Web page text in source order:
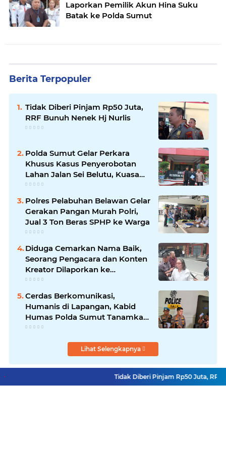
Laporkan Pemilik Akun Hina Suku
Batak ke Polda Sumut
Berita Terpopuler
Tidak Diberi Pinjam Rp50 Juta,
RRF Bunuh Nenek Hj Nurlis
Polda Sumut Gelar Perkara
Khusus Kasus Penyerobotan
Lahan Jalan Sei Belutu, Kuasa
Hukum Pelapor Minta Kasus
Dilanjutkan
Polres Pelabuhan Belawan Gelar
Gerakan Pangan Murah Polri,
Jual 3 Ton Beras SPHP ke Warga
Diduga Cemarkan Nama Baik,
Seorang Pengacara dan Konten
Kreator Dilaporkan ke
Polrestabes Medan
Cerdas Berkomunikasi,
Humanis di Lapangan, Kabid
Humas Polda Sumut Tanamkan
Nilai Kehumasan pada Siswa
Lihat Selengkapnya
Tidak Diberi Pinjam Rp50 Juta, RRF